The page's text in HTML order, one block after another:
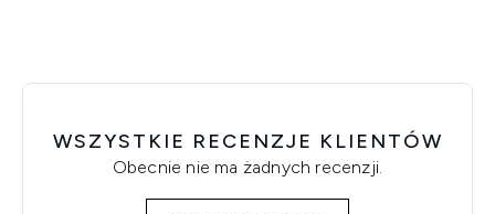
WSZYSTKIE RECENZJE KLIENTÓW
Obecnie nie ma żadnych recenzji.